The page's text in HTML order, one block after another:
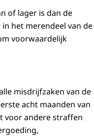
of lager is dan de
het merendeel van de
voorwaardelijk
misdrijfzaken van de
acht maanden van
voor andere straffen